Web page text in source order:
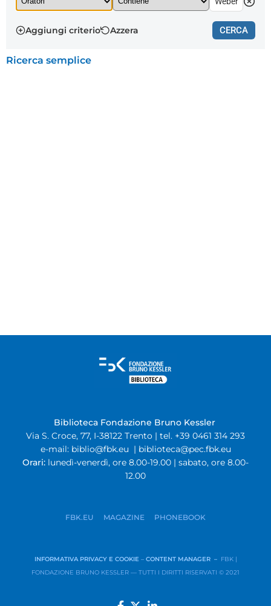
Aggiungi criterio Azzera CERCA
Ricerca semplice
Biblioteca Fondazione Bruno Kessler
Via S. Croce, 77, I-38122 Trento | tel. +39 0461 314 293
e-mail: biblio@fbk.eu | biblioteca@pec.fbk.eu
Orari: lunedì-venerdì, ore 8.00-19.00 | sabato, ore 8.00-
12.00
FBK.EU MAGAZINE PHONEBOOK
INFORMATIVA PRIVACY E COOKIE – CONTENT MANAGER – FBK |
FONDAZIONE BRUNO KESSLER — TUTTI I DIRITTI RISERVATI © 2021